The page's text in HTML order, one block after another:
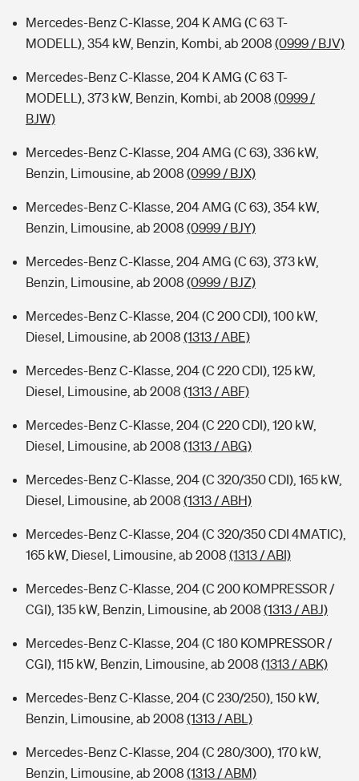
Mercedes-Benz C-Klasse, 204 K AMG (C 63 T-
MODELL), 354 kW, Benzin, Kombi, ab 2008 (0999 / BJV)
Mercedes-Benz C-Klasse, 204 K AMG (C 63 T-
MODELL), 373 kW, Benzin, Kombi, ab 2008 (0999 /
BJW)
Mercedes-Benz C-Klasse, 204 AMG (C 63), 336 kW,
Benzin, Limousine, ab 2008 (0999 / BJX)
Mercedes-Benz C-Klasse, 204 AMG (C 63), 354 kW,
Benzin, Limousine, ab 2008 (0999 / BJY)
Mercedes-Benz C-Klasse, 204 AMG (C 63), 373 kW,
Benzin, Limousine, ab 2008 (0999 / BJZ)
Mercedes-Benz C-Klasse, 204 (C 200 CDI), 100 kW,
Diesel, Limousine, ab 2008 (1313 / ABE)
Mercedes-Benz C-Klasse, 204 (C 220 CDI), 125 kW,
Diesel, Limousine, ab 2008 (1313 / ABF)
Mercedes-Benz C-Klasse, 204 (C 220 CDI), 120 kW,
Diesel, Limousine, ab 2008 (1313 / ABG)
Mercedes-Benz C-Klasse, 204 (C 320/350 CDI), 165 kW,
Diesel, Limousine, ab 2008 (1313 / ABH)
Mercedes-Benz C-Klasse, 204 (C 320/350 CDI 4MATIC),
165 kW, Diesel, Limousine, ab 2008 (1313 / ABI)
Mercedes-Benz C-Klasse, 204 (C 200 KOMPRESSOR /
CGI), 135 kW, Benzin, Limousine, ab 2008 (1313 / ABJ)
Mercedes-Benz C-Klasse, 204 (C 180 KOMPRESSOR /
CGI), 115 kW, Benzin, Limousine, ab 2008 (1313 / ABK)
Mercedes-Benz C-Klasse, 204 (C 230/250), 150 kW,
Benzin, Limousine, ab 2008 (1313 / ABL)
Mercedes-Benz C-Klasse, 204 (C 280/300), 170 kW,
Benzin, Limousine, ab 2008 (1313 / ABM)